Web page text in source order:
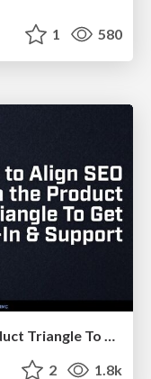
1 580
How to Align SEO within the Product Triangle To Get Buy-In & Support - #RIMC
2 1.8k